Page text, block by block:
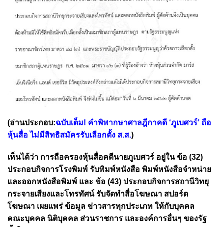
(อ่านประกอบ:ฉบับเต็ม! คำพิพากษาศาลฎีกาคดี ‘ภูเบศวร์’ ถือ
หุ้นสื่อ ไม่มีสิทธิสมัครรับเลือกตั้ง ส.ส.)
เห็นได้ว่า การถือครองหุ้นสื่อคดีนายภูเบศวร์ อยู่ใน ข้อ (32)
ประกอบกิจการโรงพิมพ์ รับพิมพ์หนังสือ พิมพ์หนังสือจำหน่าย
และออกหนังสือพิมพ์ และ ข้อ (43) ประกอบกิจการสถานีวิทยุ
กระจายเสียงและโทรทัศน์ รับจัดทำสื่อโฆษณา สปอร์ต
โฆษณา เผยแพร่ ข้อมูล ข่าวสารทุกประเภท ให้กับบุคคล
คณะบุคคล นิติบุคคล ส่วนราชการ และองค์การอื่นๆ ของรัฐ